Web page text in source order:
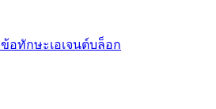
อทักษะเอเจนต์บล็อก